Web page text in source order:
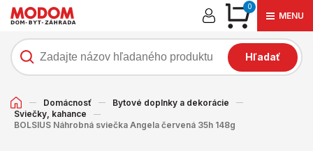
0
MENU
Hľadať
Domácnosť
Bytové doplnky a dekorácie
Sviečky, kahance
BOLSIUS Náhrobná sviečka Angela červená 35h 148g